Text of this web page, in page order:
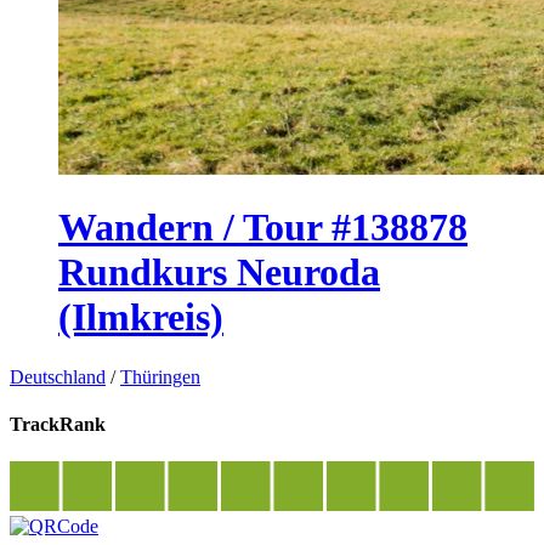
Wandern / Tour #138878
Rundkurs Neuroda
(Ilmkreis)
Deutschland /Thüringen
TrackRank